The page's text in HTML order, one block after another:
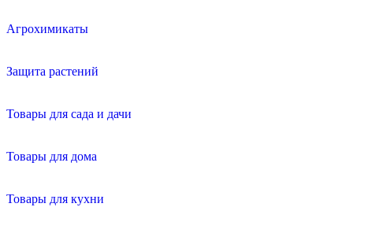
Агрохимикаты
Защита растений
Товары для сада и дачи
Товары для дома
Товары для кухни